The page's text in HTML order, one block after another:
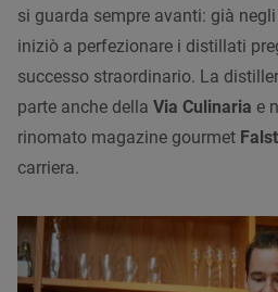
si guarda sempre avanti: già
iniziò a perfezionare i distillati
successo straordinario. La
parte anche della Via Culinaria e
rinomato magazine gourmet
carriera.